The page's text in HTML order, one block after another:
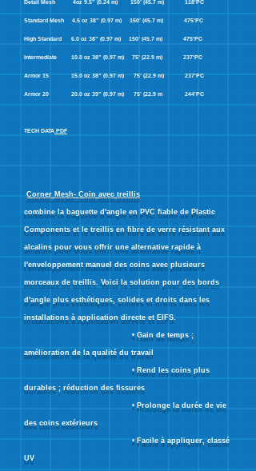
Detail Mesh 4oz 9.5” (0.24 m) 150’ (45.7 m) 118'PC
Standard Mesh 4.5 oz 38” (0.97 m) 150’ (45.7 m) 475'PC
High Standard 6.0 oz 38” (0.97 m) 150’ (45.7 m) 475'PC
Intermediate 10.0 oz 38” (0.97 m) 75’ (22.9 m) 237'PC
Armor 15 15 .0 oz 38” (0.97 m) 75’ (22.9 m) 237'PC
Armor 20 20.0 oz 39” (0.97 m) 75’ (22.9 m 244'PC
TECH DATA PDF
Corner Mesh- Coin avec treillis
combine la baguette d'angle en PVC fiable de Plastic
Components et le treillis en fibre de verre résistant aux
alcalins pour vous offrir une alternative rapide à
l'enveloppement manuel des coins avec plusieurs
morceaux de treillis. Voici la solution pour des bords
d'angle plus esthétiques, solides et droits dans les
installations à application directe et EIFS.
• Gain de temps ;
amélioration de la qualité du travail
• Rend les coins plus
durables ; réduction des fissures
• Prolonge la durée de vie
des coins extérieurs
• Facile à appliquer, classé
UV